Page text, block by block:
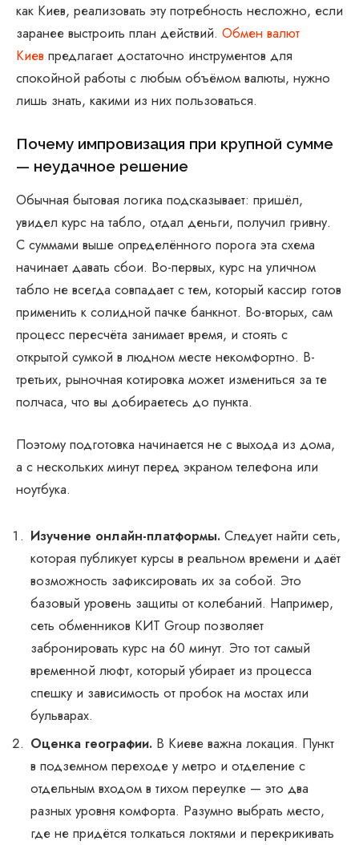
как Киев, реализовать эту потребность несложно, если
заранее выстроить план действий. Обмен валют
Киев предлагает достаточно инструментов для
спокойной работы с любым объёмом валюты, нужно
лишь знать, какими из них пользоваться.
Почему импровизация при крупной сумме
— неудачное решение
Обычная бытовая логика подсказывает: пришёл,
увидел курс на табло, отдал деньги, получил гривну.
С суммами выше определённого порога эта схема
начинает давать сбои. Во-первых, курс на уличном
табло не всегда совпадает с тем, который кассир готов
применить к солидной пачке банкнот. Во-вторых, сам
процесс пересчёта занимает время, и стоять с
открытой сумкой в людном месте некомфортно. В-
третьих, рыночная котировка может измениться за те
полчаса, что вы добираетесь до пункта.
Поэтому подготовка начинается не с выхода из дома,
а с нескольких минут перед экраном телефона или
ноутбука.
Изучение онлайн-платформы. Следует найти сеть,
которая публикует курсы в реальном времени и даёт
возможность зафиксировать их за собой. Это
базовый уровень защиты от колебаний. Например,
сеть обменников КИТ Group позволяет
забронировать курс на 60 минут. Это тот самый
временной люфт, который убирает из процесса
спешку и зависимость от пробок на мостах или
бульварах.
Оценка географии. В Киеве важна локация. Пункт
в подземном переходе у метро и отделение с
отдельным входом в тихом переулке — это два
разных уровня комфорта. Разумно выбрать место,
где не придётся толкаться локтями и перекрикивать